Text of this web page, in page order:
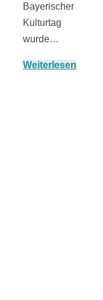
Bayerischer
Kulturtag
wurde…
Weiterlesen